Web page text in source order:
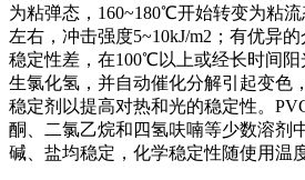
为粘弹态，160~180℃开始转变为粘
左右，冲击强度5~10kJ/m2；有优异
稳定性差，在100℃以上或经长时间
生氯化氢，并自动催化分解引起变色
稳定剂以提高对热和光的稳定性。
酮、二氯乙烷和四氢呋喃等少数溶剂
碱、盐均稳定，化学稳定性随使用温